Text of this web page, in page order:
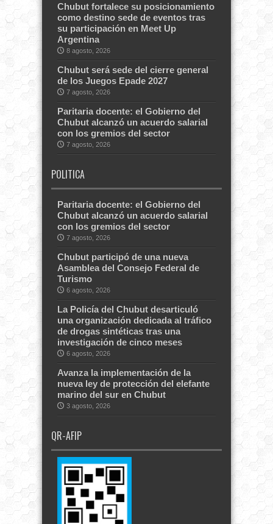
Chubut fortalece su posicionamiento
como destino sede de eventos tras
su participación en Meet Up
Argentina
8 agosto, 2026
Chubut será sede del cierre general
de los Juegos Epade 2027
7 agosto, 2026
Paritaria docente: el Gobierno del
Chubut alcanzó un acuerdo salarial
con los gremios del sector
7 agosto, 2026
POLITICA
Paritaria docente: el Gobierno del
Chubut alcanzó un acuerdo salarial
con los gremios del sector
7 agosto, 2026
Chubut participó de una nueva
Asamblea del Consejo Federal de
Turismo
6 agosto, 2026
La Policía del Chubut desarticuló
una organización dedicada al tráfico
de drogas sintéticas tras una
investigación de cinco meses
6 agosto, 2026
Avanza la implementación de la
nueva ley de protección del elefante
marino del sur en Chubut
3 agosto, 2026
QR-AFIP